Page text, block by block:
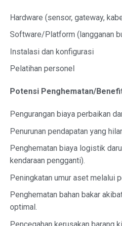
Hardware (sensor, gateway,
Software/Platform (langganan
Instalasi dan konfigurasi
Pelatihan personel
Potensi Penghematan/
Pengurangan biaya perbaikan
Penurunan pendapatan yang
Penghematan biaya logistik
kendaraan pengganti).
Peningkatan umur aset melalui
Penghematan bahan bakar
optimal.